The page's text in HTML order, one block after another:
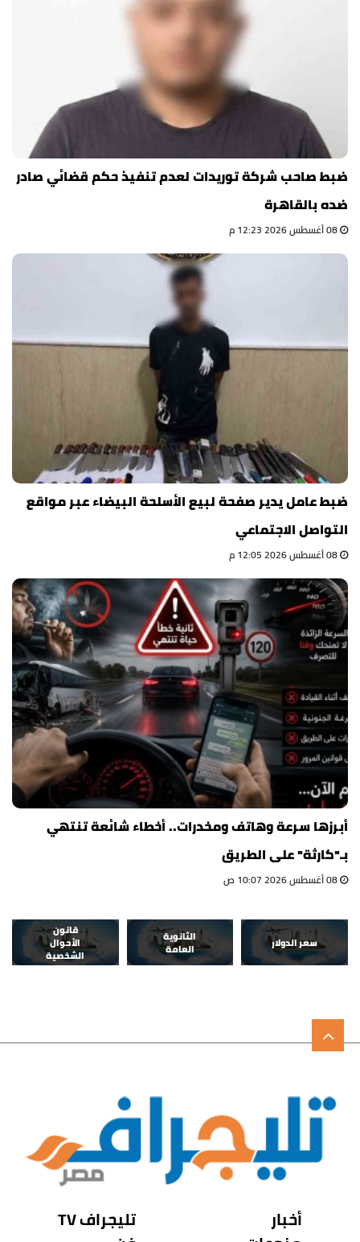
ضبط صاحب شركة توريدات لعدم تنفيذ حكم قضائي صادر
ضده بالقاهرة
ضبط عامل يدير صفحة لبيع الأسلحة البيضاء عبر مواقع
التواصل الاجتماعي
أبرزها سرعة وهاتف ومخدرات.. أخطاء شائعة تنتهي
بـ"كارثة" على الطريق
سعر الدولار
الثانوية
العامة
قانون
الأحوال
الشخصية
أخبار
تليجراف TV